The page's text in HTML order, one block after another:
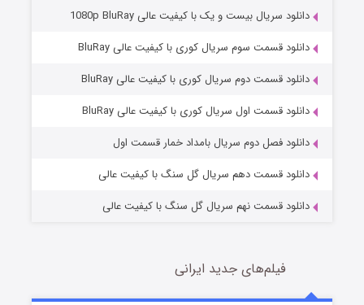
وستی ها
قسمت1 (زیرنویس) منتشر شد
دانلود سریال بیست و یک با کیفیت عالی 1080p BluRay
دانلود قسمت سوم سریال کوری با کیفیت عالی BluRay
دانلود قسمت دوم سریال کوری با کیفیت عالی BluRay
دانلود قسمت اول سریال کوری با کیفیت عالی BluRay
دانلود فصل دوم سریال بامداد خمار قسمت اول
دانلود قسمت دهم سریال گل سنگ با کیفیت عالی
دانلود قسمت نهم سریال گل سنگ با کیفیت عالی
فیلم‌های جدید ایرانی